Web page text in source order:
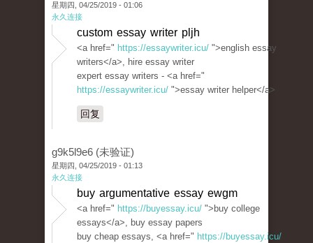
星期四, 04/25/2019 - 01:06
永久连接
custom essay writer pljh
<a href=" https://essaywriter.icu/ ">english essay
writers</a>, hire essay writer
expert essay writers - <a href="
https://essaywriter.icu/ ">essay writer helper</a>
回复
g9k5l9e6 (未验证)
星期四, 04/25/2019 - 01:13
永久连接
buy argumentative essay ewgm
<a href=" https://buyessay.icu/ ">buy college
essays</a>, buy essay papers
buy cheap essays, <a href=" https://buyessay.icu/